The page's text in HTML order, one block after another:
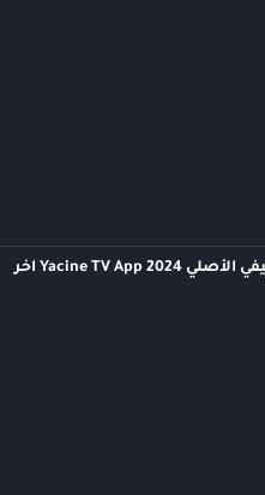
تحميل برنامج ياسين تيفي الأصلي 2024 Yacine TV App آخر